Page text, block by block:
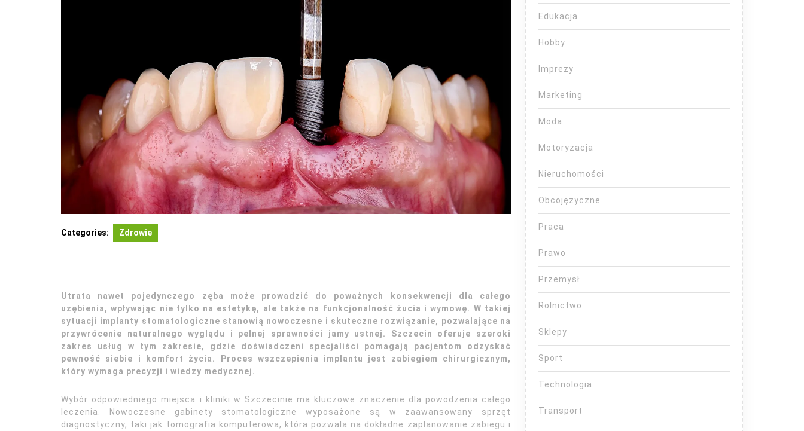
Categories: Zdrowie
Utrata nawet pojedynczego zęba może prowadzić do poważnych konsekwencji dla całego
uzębienia, wpływając nie tylko na estetykę, ale także na funkcjonalność żucia i wymowę. W takiej
sytuacji implanty stomatologiczne stanowią nowoczesne i skuteczne rozwiązanie, pozwalające na
przywrócenie naturalnego wyglądu i pełnej sprawności jamy ustnej. Szczecin oferuje szeroki
zakres usług w tym zakresie, gdzie doświadczeni specjaliści pomagają pacjentom odzyskać
pewność siebie i komfort życia. Proces wszczepienia implantu jest zabiegiem chirurgicznym,
który wymaga precyzji i wiedzy medycznej.
Wybór odpowiedniego miejsca i kliniki w Szczecinie ma kluczowe znaczenie dla powodzenia całego
leczenia. Nowoczesne gabinety stomatologiczne wyposażone są w zaawansowany sprzęt
diagnostyczny, taki jak tomografia komputerowa, która pozwala na dokładne zaplanowanie zabiegu i
Edukacja
Hobby
Imprezy
Marketing
Moda
Motoryzacja
Nieruchomości
Obcojęzyczne
Praca
Prawo
Przemysł
Rolnictwo
Sklepy
Sport
Technologia
Transport